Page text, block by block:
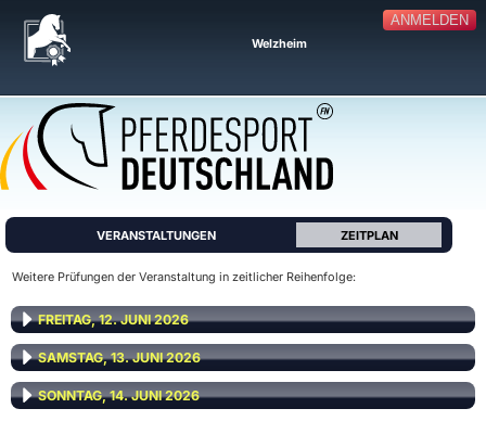
ANMELDEN
Welzheim
VERANSTALTUNGEN ZEITPLAN
Weitere Prüfungen der Veranstaltung in zeitlicher Reihenfolge:
FREITAG, 12. JUNI 2026
SAMSTAG, 13. JUNI 2026
SONNTAG, 14. JUNI 2026